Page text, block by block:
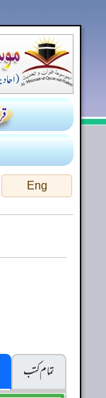
Eng
تمام کتب